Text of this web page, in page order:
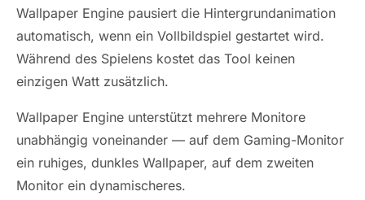
Wallpaper Engine pausiert die Hintergrundanimation
automatisch, wenn ein Vollbildspiel gestartet wird.
Während des Spielens kostet das Tool keinen
einzigen Watt zusätzlich.
Wallpaper Engine unterstützt mehrere Monitore
unabhängig voneinander — auf dem Gaming-Monitor
ein ruhiges, dunkles Wallpaper, auf dem zweiten
Monitor ein dynamischeres.